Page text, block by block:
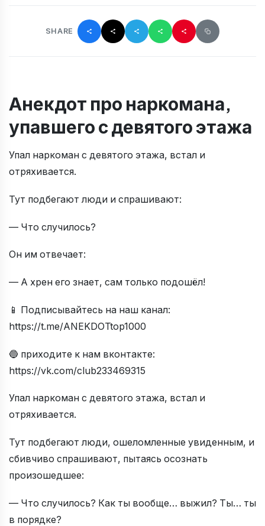
SHARE
Анекдот про наркомана,
упавшего с девятого этажа
Упал наркоман с девятого этажа, встал и
отряхивается.
Тут подбегают люди и спрашивают:
— Что случилось?
Он им отвечает:
— А хрен его знает, сам только подошёл!
📱 Подписывайтесь на наш канал:
https://t.me/ANEKDOTtop1000
🔵 приходите к нам вконтакте:
https://vk.com/club233469315
Упал наркоман с девятого этажа, встал и
отряхивается.
Тут подбегают люди, ошеломленные увиденным, и
сбивчиво спрашивают, пытаясь осознать
произошедшее:
— Что случилось? Как ты вообще… выжил? Ты… ты
в порядке?